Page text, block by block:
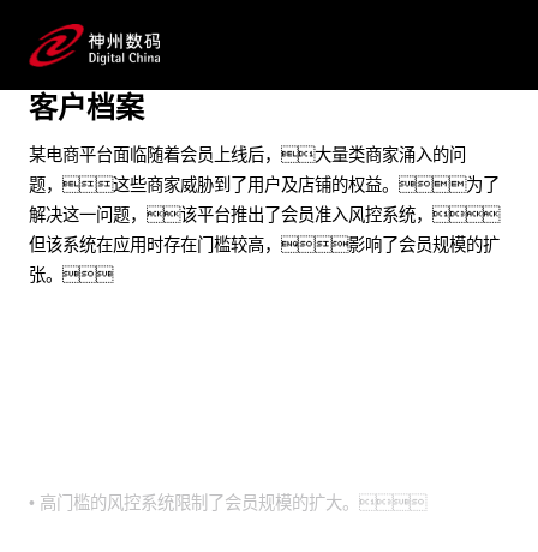
客户档案
某电商平台面临随着会员上线后，大量类商家涌入的问
题，这些商家威胁到了用户及店铺的权益。为了
解决这一问题，该平台推出了会员准入风控系统，
但该系统在应用时存在门槛较高，影响了会员规模的扩
张。
• 高门槛的风控系统限制了会员规模的扩大。